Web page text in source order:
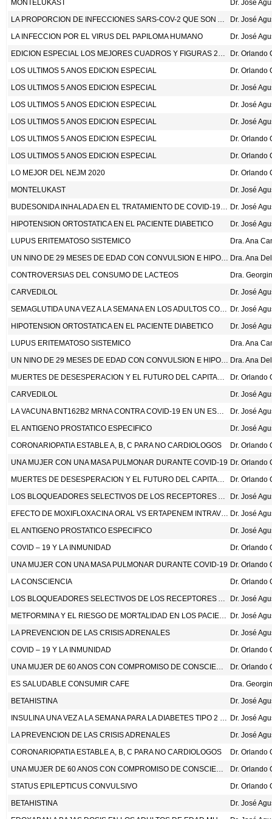
MONTELUKAST
Dr. José
LA PROPORCION DE INFECCIONES SARS-COV-2 QUE SON ASINTOMATICAS. UNA REVISION SISTEMATICA. DOI.ORG/10.7326/M20-6976
Dr. José
LA INFECCION POR EL VIRUS DEL PAPILOMA HUMANO
Dr. José
EDICION ESPECIAL LOS MEJORES CUADROS Y FIGURAS 2016 – 2021 REUMATOLOGIA ONCOLOGIA PSIQUIATRIA DERMATOLOGIA VARIOS
LOS ULTIMOS 5 ANOS EDICION ESPECIAL
LOS ULTIMOS 5 ANOS EDICION ESPECIAL
Dr. José
LOS ULTIMOS 5 ANOS EDICION ESPECIAL
Dr. José
LOS ULTIMOS 5 ANOS EDICION ESPECIAL
Dr. José
LOS ULTIMOS 5 ANOS EDICION ESPECIAL
LOS ULTIMOS 5 ANOS EDICION ESPECIAL
LO MEJOR DEL NEJM 2020
MONTELUKAST
Dr. José
BUDESONIDA INHALADA EN EL TRATAMIENTO DE COVID-19 TEMPRANO (ESTUDIO STOIC): UN ENSAYO DE FASE 2, ABIERTO, ALEATORIZADO Y CONTROLADO LANCET RESPIR MED 2021; DOI.ORG/10.1016/ S2213-2600(21)00160-0 Dr. José
HIPOTENSION ORTOSTATICA EN EL PACIENTE DIABETICO
Dr. José
LUPUS ERITEMATOSO SISTEMICO
UN NINO DE 29 MESES DE EDAD CON CONVULSION E HIPOCALCEMIA Dra. Ana
CONTROVERSIAS DEL CONSUMO DE LACTEOS
CARVEDILOL
Dr. José
SEMAGLUTIDA UNA VEZ A LA SEMANA EN LOS ADULTOS CON SOBREPESO U OBESIDAD. N ENG J MED 2021;384:989-1002. Dr. José
HIPOTENSION ORTOSTATICA EN EL PACIENTE DIABETICO
Dr. José
LUPUS ERITEMATOSO SISTEMICO
UN NINO DE 29 MESES DE EDAD CON CONVULSION E HIPOCALCEMIA Dra. Ana
MUERTES DE DESESPERACION Y EL FUTURO DEL CAPITALISMO II
Dr. Orlando
CARVEDILOL
Dr. José
LA VACUNA BNT162B2 MRNA CONTRA COVID-19 EN UN ESCENARIO DE VACUNACION MASIVA NACIONAL. N ENG J MED 2021; DOI:10.1056/NEJMOA2101765
Dr. José
EL ANTIGENO PROSTATICO ESPECIFICO
Dr. José
CORONARIOPATIA ESTABLE A, B, C PARA NO CARDIOLOGOS
Dr. Orlando
UNA MUJER CON UNA MASA PULMONAR DURANTE COVID-19 Dr. Orlando
MUERTES DE DESESPERACION Y EL FUTURO DEL CAPITALISMO I
Dr. Orlando
LOS BLOQUEADORES SELECTIVOS DE LOS RECEPTORES ADRENERGICOS BETA-1
Dr. José
EFECTO DE MOXIFLOXACINA ORAL VS ERTAPENEM INTRAVENOSO MAS LEVOFLOXACINA ORAL PARA EL TRATAMIENTO DE LA APENDICITIS AGUDA NO COMPLICADA. JAMA. 2021;325:353-62. Dr. José
EL ANTIGENO PROSTATICO ESPECIFICO
Dr. José
COVID – 19 Y LA INMUNIDAD
Dr. Orlando
UNA MUJER CON UNA MASA PULMONAR DURANTE COVID-19 Dr. Orlando
LA CONSCIENCIA
Dr. Orlando
LOS BLOQUEADORES SELECTIVOS DE LOS RECEPTORES ADRENERGICOS BETA-1
Dr. José
METFORMINA Y EL RIESGO DE MORTALIDAD EN LOS PACIENTES HOSPITALIZADOS CON COVID-19: UN ANALISIS DE COHORTE RETROSPECTIVO. HTTPS://DOI.ORG/10.1016/S2666-7568(20)30033-7
Dr. José
LA PREVENCION DE LAS CRISIS ADRENALES
Dr. José
COVID – 19 Y LA INMUNIDAD
Dr. Orlando
UNA MUJER DE 60 ANOS CON COMPROMISO DE CONSCIENCIA Y HEMIPARESIA IZQUIERDA DURANTE LA PANDEMIA POR COVID-19
Dr. Orlando
ES SALUDABLE CONSUMIR CAFE
BETAHISTINA
Dr. José
INSULINA UNA VEZ A LA SEMANA PARA LA DIABETES TIPO 2 SIN TRATAMIENTO PREVIO CON INSULINA. N ENG J MED 2020;383:2107-16. Dr. José
LA PREVENCION DE LAS CRISIS ADRENALES
Dr. José
CORONARIOPATIA ESTABLE A, B, C PARA NO CARDIOLOGOS
Dr. Orlando
UNA MUJER DE 60 ANOS CON COMPROMISO DE CONSCIENCIA Y HEMIPARESIA IZQUIERDA DURANTE LA PANDEMIA POR COVID-19
Dr. Orlando
STATUS EPILEPTICUS CONVULSIVO
Dr. Orlando
BETAHISTINA
Dr. José